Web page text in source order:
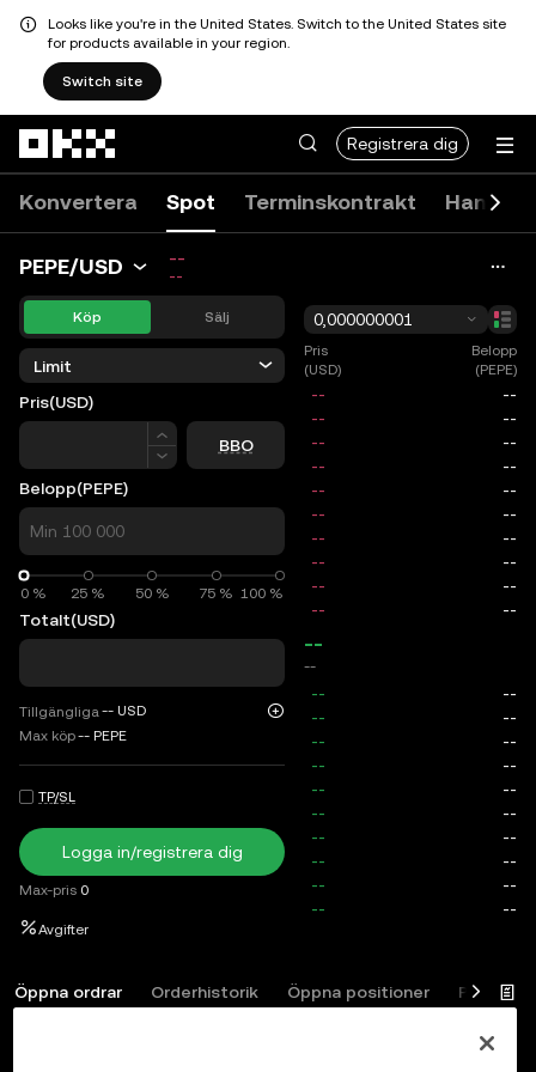
Looks like you're in the United States. Switch to the United States site
for products available in your region.
Switch site
Registrera dig
Konvertera Spot Terminskontrakt
PEPE/USD --
--
Köp Sälj
Limit
Pris(USD)
Pris
BBO
Belopp(PEPE)
0 % 25 % 50 % 75 % 100 %
0 %
Totalt(USD)
Tillgängliga -- USD
Max köp-- PEPE
TP/SL
Logga in/registrera dig
Max-pris 0
Avgifter
0,000000001
Pris
(USD)
Belopp
(PEPE)
--
--
Öppna ordrar Orderhistorik Öppna positioner